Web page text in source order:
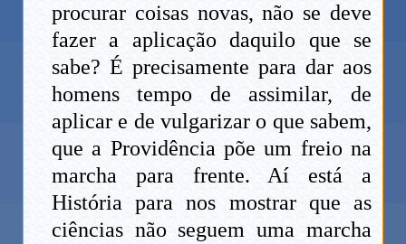
procurar coisas novas, não se deve
fazer a aplicação daquilo que se
sabe? É precisamente para dar aos
homens tempo de assimilar, de
aplicar e de vulgarizar o que sabem,
que a Providência põe um freio na
marcha para frente. Aí está a
História para nos mostrar que as
ciências não seguem uma marcha